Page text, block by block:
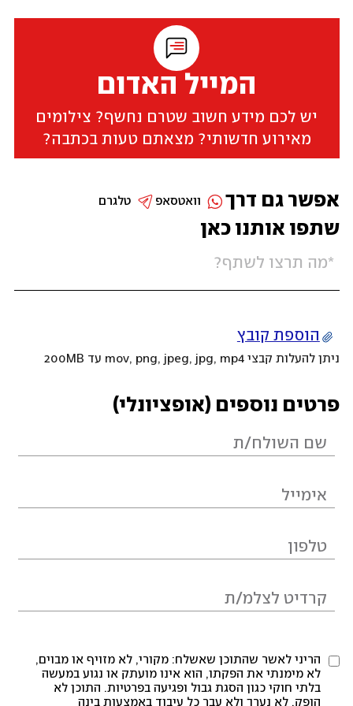
המייל האדום
יש לכם מידע חשוב שטרם נחשף? צילומים
מאירוע חדשותי? מצאתם טעות בכתבה?
שתפו אותנו כאן
הוספת קובץ
ניתן להעלות קבצי mov, png, jpeg, jpg, mp4 עד 200MB
פרטים נוספים (אופציונלי)
הריני לאשר שהתוכן שאשלח: מקורי, לא מזויף או מבוים,
לא מימנתי את הפקתו, הוא אינו מועתק או נגוע במעשה
בלתי חוקי כגון הסגת גבול ופגיעה בפרטיות. התוכן לא
הופק, לא נערך ולא עבר כל עיבוד באמצעות בינה
אפשר גם דרך טלגרם וואטסאפ